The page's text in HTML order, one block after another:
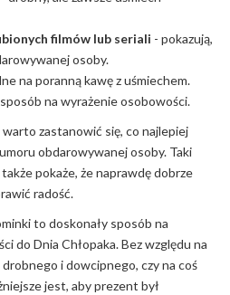
filmów lub seriali - pokazują,
osoby.
na poranną kawę z uśmiechem.
na wyrażenie osobowości.
zastanowić się, co najlepiej
obdarowywanej osoby. Taki
pokaże, że naprawdę dobrze
radość.
to doskonały sposób na
do Dnia Chłopaka. Bez względu na
i dowcipnego, czy na coś
jest, aby prezent był